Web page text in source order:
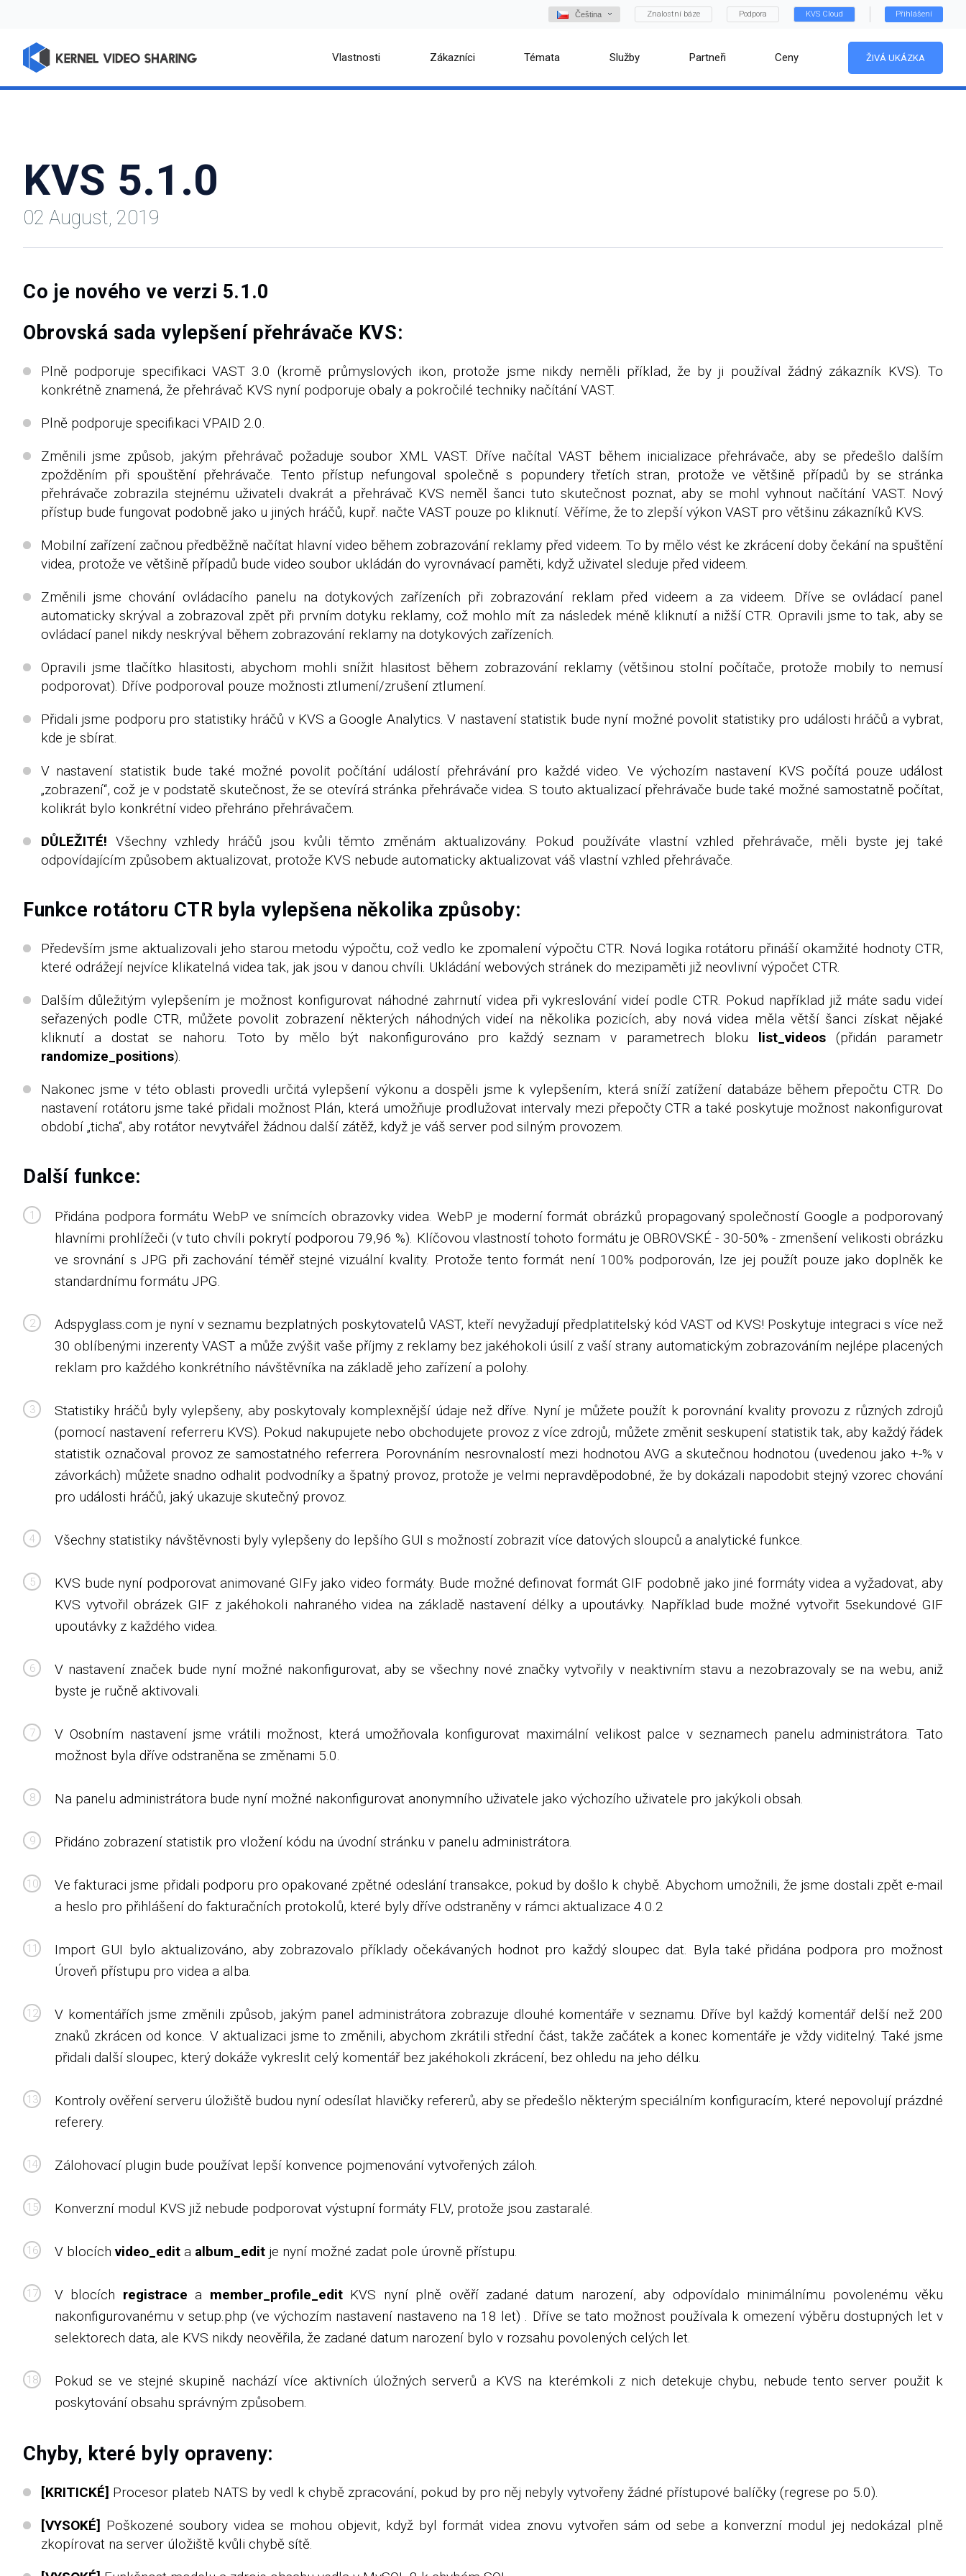
Čeština Znalostní báze Podpora KVS Cloud Přihlášení
Vlastnosti Zákazníci Témata Služby Partneři Ceny ŽIVÁ UKÁZKA
KVS 5.1.0
02 August, 2019
Co je nového ve verzi 5.1.0
Obrovská sada vylepšení přehrávače KVS:
Plně podporuje specifikaci VAST 3.0 (kromě průmyslových ikon, protože jsme nikdy neměli příklad, že by ji používal žádný zákazník KVS). To
konkrétně znamená, že přehrávač KVS nyní podporuje obaly a pokročilé techniky načítání VAST.
Plně podporuje specifikaci VPAID 2.0.
Změnili jsme způsob, jakým přehrávač požaduje soubor XML VAST. Dříve načítal VAST během inicializace přehrávače, aby se předešlo dalším
zpožděním při spouštění přehrávače. Tento přístup nefungoval společně s popundery třetích stran, protože ve většině případů by se stránka
přehrávače zobrazila stejnému uživateli dvakrát a přehrávač KVS neměl šanci tuto skutečnost poznat, aby se mohl vyhnout načítání VAST. Nový
přístup bude fungovat podobně jako u jiných hráčů, kupř. načte VAST pouze po kliknutí. Věříme, že to zlepší výkon VAST pro většinu zákazníků KVS.
Mobilní zařízení začnou předběžně načítat hlavní video během zobrazování reklamy před videem. To by mělo vést ke zkrácení doby čekání na spuštění
videa, protože ve většině případů bude video soubor ukládán do vyrovnávací paměti, když uživatel sleduje před videem.
Změnili jsme chování ovládacího panelu na dotykových zařízeních při zobrazování reklam před videem a za videem. Dříve se ovládací panel
automaticky skrýval a zobrazoval zpět při prvním dotyku reklamy, což mohlo mít za následek méně kliknutí a nižší CTR. Opravili jsme to tak, aby se
ovládací panel nikdy neskrýval během zobrazování reklamy na dotykových zařízeních.
Opravili jsme tlačítko hlasitosti, abychom mohli snížit hlasitost během zobrazování reklamy (většinou stolní počítače, protože mobily to nemusí
podporovat). Dříve podporoval pouze možnosti ztlumení/zrušení ztlumení.
Přidali jsme podporu pro statistiky hráčů v KVS a Google Analytics. V nastavení statistik bude nyní možné povolit statistiky pro události hráčů a vybrat,
kde je sbírat.
V nastavení statistik bude také možné povolit počítání událostí přehrávání pro každé video. Ve výchozím nastavení KVS počítá pouze událost
„zobrazení“, což je v podstatě skutečnost, že se otevírá stránka přehrávače videa. S touto aktualizací přehrávače bude také možné samostatně počítat,
kolikrát bylo konkrétní video přehráno přehrávačem.
DŮLEŽITÉ! Všechny vzhledy hráčů jsou kvůli těmto změnám aktualizovány. Pokud používáte vlastní vzhled přehrávače, měli byste jej také
odpovídajícím způsobem aktualizovat, protože KVS nebude automaticky aktualizovat váš vlastní vzhled přehrávače.
Funkce rotátoru CTR byla vylepšena několika způsoby:
Především jsme aktualizovali jeho starou metodu výpočtu, což vedlo ke zpomalení výpočtu CTR. Nová logika rotátoru přináší okamžité hodnoty CTR,
které odrážejí nejvíce klikatelná videa tak, jak jsou v danou chvíli. Ukládání webových stránek do mezipaměti již neovlivní výpočet CTR.
Dalším důležitým vylepšením je možnost konfigurovat náhodné zahrnutí videa při vykreslování videí podle CTR. Pokud například již máte sadu videí
seřazených podle CTR, můžete povolit zobrazení některých náhodných videí na několika pozicích, aby nová videa měla větší šanci získat nějaké
kliknutí a dostat se nahoru. Toto by mělo být nakonfigurováno pro každý seznam v parametrech bloku list_videos (přidán parametr
randomize_positions).
Nakonec jsme v této oblasti provedli určitá vylepšení výkonu a dospěli jsme k vylepšením, která sníží zatížení databáze během přepočtu CTR. Do
nastavení rotátoru jsme také přidali možnost Plán, která umožňuje prodlužovat intervaly mezi přepočty CTR a také poskytuje možnost nakonfigurovat
období „ticha“, aby rotátor nevytvářel žádnou další zátěž, když je váš server pod silným provozem.
Další funkce:
Přidána podpora formátu WebP ve snímcích obrazovky videa. WebP je moderní formát obrázků propagovaný společností Google a podporovaný
hlavními prohlížeči (v tuto chvíli pokrytí podporou 79,96 %). Klíčovou vlastností tohoto formátu je OBROVSKÉ - 30-50% - zmenšení velikosti obrázku
ve srovnání s JPG při zachování téměř stejné vizuální kvality. Protože tento formát není 100% podporován, lze jej použít pouze jako doplněk ke
standardnímu formátu JPG.
Adspyglass.com je nyní v seznamu bezplatných poskytovatelů VAST, kteří nevyžadují předplatitelský kód VAST od KVS! Poskytuje integraci s více než
30 oblíbenými inzerenty VAST a může zvýšit vaše příjmy z reklamy bez jakéhokoli úsilí z vaší strany automatickým zobrazováním nejlépe placených
reklam pro každého konkrétního návštěvníka na základě jeho zařízení a polohy.
Statistiky hráčů byly vylepšeny, aby poskytovaly komplexnější údaje než dříve. Nyní je můžete použít k porovnání kvality provozu z různých zdrojů
(pomocí nastavení referreru KVS). Pokud nakupujete nebo obchodujete provoz z více zdrojů, můžete změnit seskupení statistik tak, aby každý řádek
statistik označoval provoz ze samostatného referrera. Porovnáním nesrovnalostí mezi hodnotou AVG a skutečnou hodnotou (uvedenou jako +-% v
závorkách) můžete snadno odhalit podvodníky a špatný provoz, protože je velmi nepravděpodobné, že by dokázali napodobit stejný vzorec chování
pro události hráčů, jaký ukazuje skutečný provoz.
Všechny statistiky návštěvnosti byly vylepšeny do lepšího GUI s možností zobrazit více datových sloupců a analytické funkce.
KVS bude nyní podporovat animované GIFy jako video formáty. Bude možné definovat formát GIF podobně jako jiné formáty videa a vyžadovat, aby
KVS vytvořil obrázek GIF z jakéhokoli nahraného videa na základě nastavení délky a upoutávky. Například bude možné vytvořit 5sekundové GIF
upoutávky z každého videa.
V nastavení značek bude nyní možné nakonfigurovat, aby se všechny nové značky vytvořily v neaktivním stavu a nezobrazovaly se na webu, aniž
byste je ručně aktivovali.
V Osobním nastavení jsme vrátili možnost, která umožňovala konfigurovat maximální velikost palce v seznamech panelu administrátora. Tato
možnost byla dříve odstraněna se změnami 5.0.
Na panelu administrátora bude nyní možné nakonfigurovat anonymního uživatele jako výchozího uživatele pro jakýkoli obsah.
Přidáno zobrazení statistik pro vložení kódu na úvodní stránku v panelu administrátora.
Ve fakturaci jsme přidali podporu pro opakované zpětné odeslání transakce, pokud by došlo k chybě. Abychom umožnili, že jsme dostali zpět e-mail
a heslo pro přihlášení do fakturačních protokolů, které byly dříve odstraněny v rámci aktualizace 4.0.2
Import GUI bylo aktualizováno, aby zobrazovalo příklady očekávaných hodnot pro každý sloupec dat. Byla také přidána podpora pro možnost
Úroveň přístupu pro videa a alba.
V komentářích jsme změnili způsob, jakým panel administrátora zobrazuje dlouhé komentáře v seznamu. Dříve byl každý komentář delší než 200
znaků zkrácen od konce. V aktualizaci jsme to změnili, abychom zkrátili střední část, takže začátek a konec komentáře je vždy viditelný. Také jsme
přidali další sloupec, který dokáže vykreslit celý komentář bez jakéhokoli zkrácení, bez ohledu na jeho délku.
Kontroly ověření serveru úložiště budou nyní odesílat hlavičky refererů, aby se předešlo některým speciálním konfiguracím, které nepovolují prázdné
referery.
Zálohovací plugin bude používat lepší konvence pojmenování vytvořených záloh.
Konverzní modul KVS již nebude podporovat výstupní formáty FLV, protože jsou zastaralé.
V blocích video_edit a album_edit je nyní možné zadat pole úrovně přístupu.
V blocích registrace a member_profile_editKVS nyní plně ověří zadané datum narození, aby odpovídalo minimálnímu povolenému věku
nakonfigurovanému v setup.php (ve výchozím nastavení nastaveno na 18 let) . Dříve se tato možnost používala k omezení výběru dostupných let v
selektorech data, ale KVS nikdy neověřila, že zadané datum narození bylo v rozsahu povolených celých let.
Pokud se ve stejné skupině nachází více aktivních úložných serverů a KVS na kterémkoli z nich detekuje chybu, nebude tento server použit k
poskytování obsahu správným způsobem.
Chyby, které byly opraveny:
[KRITICKÉ] Procesor plateb NATS by vedl k chybě zpracování, pokud by pro něj nebyly vytvořeny žádné přístupové balíčky (regrese po 5.0).
[VYSOKÉ] Poškozené soubory videa se mohou objevit, když byl formát videa znovu vytvořen sám od sebe a konverzní modul jej nedokázal plně
zkopírovat na server úložiště kvůli chybě sítě.